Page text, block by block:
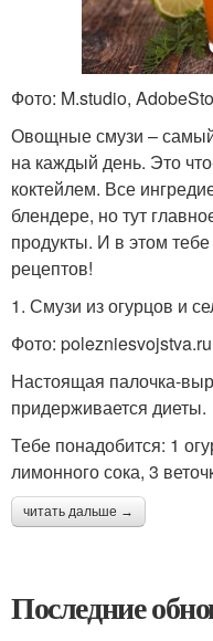
Фото: M.studio,
Овощные смузи –
на каждый день. Это
коктейлем. Все
блендере, но тут
продукты. И в этом
рецептов!
1. Смузи из огурцов и
Фото: polezniesvojstva.ru
Настоящая палочка-
придерживается диеты.
Тебе понадобится: 1
лимонного сока, 3
читать дальше →
Последние